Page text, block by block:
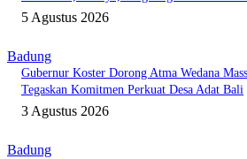
5 Agustus 2026
Badung
Gubernur Koster Dorong Atma Wedana
Tegaskan Komitmen Perkuat Desa Adat Bali
3 Agustus 2026
Badung